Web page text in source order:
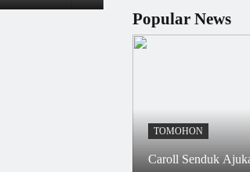
Popular News
TOMOHON
Caroll Senduk